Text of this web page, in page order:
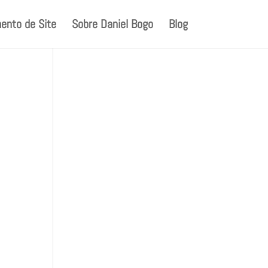
de Site Sobre Daniel Bogo Blog